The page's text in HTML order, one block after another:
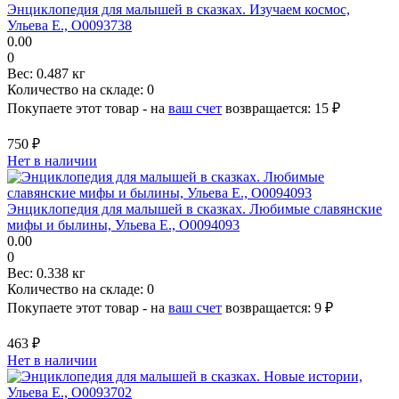
Энциклопедия для малышей в сказках. Изучаем космос,
Ульева Е., О0093738
0.00
0
Вес: 0.487 кг
Количество на складе: 0
Покупаете этот товар - на ваш счет возвращается: 15 ₽
750 ₽
Нет в наличии
Энциклопедия для малышей в сказках. Любимые славянские
мифы и былины, Ульева Е., О0094093
0.00
0
Вес: 0.338 кг
Количество на складе: 0
Покупаете этот товар - на ваш счет возвращается: 9 ₽
463 ₽
Нет в наличии